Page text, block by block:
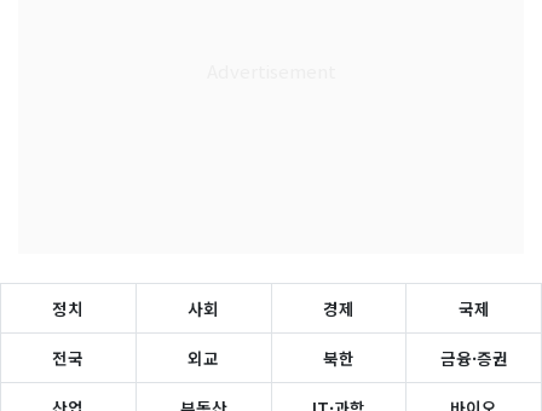
정치 사회 경제 국제
전국 외교 북한 금융·증권